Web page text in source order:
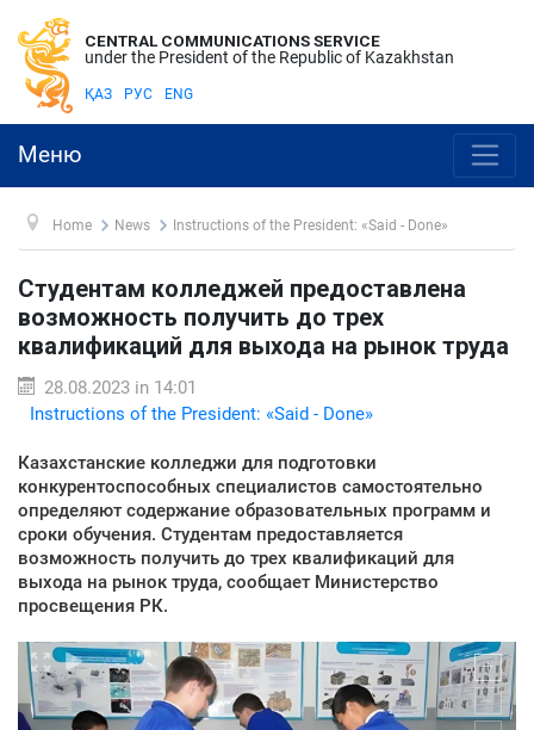
CENTRAL COMMUNICATIONS SERVICE
under the President of the Republic of Kazakhstan
ҚАЗ РУС ENG
Меню
Home News Instructions of the President: «Said - Done»
Студентам колледжей предоставлена
возможность получить до трех
квалификаций для выхода на рынок труда
28.08.2023 in 14:01
Instructions of the President: «Said - Done»
Казахстанские колледжи для подготовки
конкурентоспособных специалистов самостоятельно
определяют содержание образовательных программ и
сроки обучения. Студентам предоставляется
возможность получить до трех квалификаций для
выхода на рынок труда, сообщает Министерство
просвещения РК.